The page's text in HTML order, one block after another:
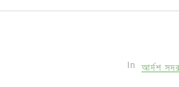
In আর্দশ সদর